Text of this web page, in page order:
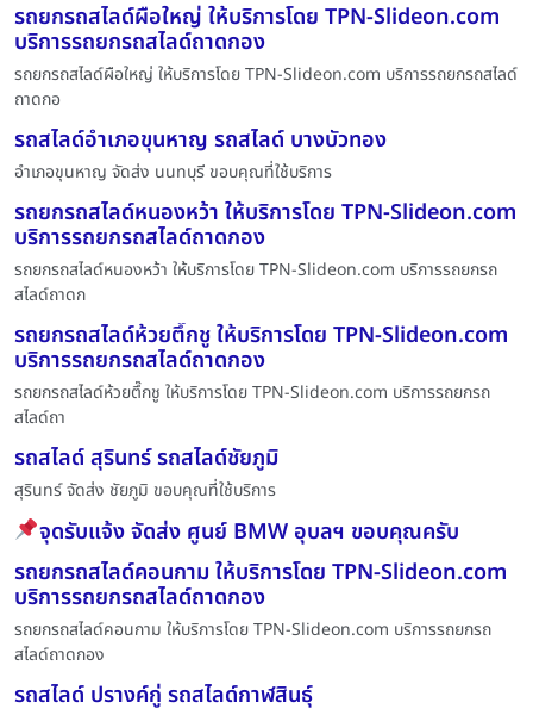
รถยกรถสไลด์ผือใหญ่ ให้บริการโดย TPN-Slideon.com
บริการรถยกรถสไลด์ถาดกอง
รถยกรถสไลด์ผือใหญ่ ให้บริการโดย TPN-Slideon.com บริการรถยกรถสไลด์
ถาดกอ
รถสไลด์อำเภอขุนหาญ รถสไลด์ บางบัวทอง
อำเภอขุนหาญ จัดส่ง นนทบุรี ขอบคุณที่ใช้บริการ
รถยกรถสไลด์หนองหว้า ให้บริการโดย TPN-Slideon.com
บริการรถยกรถสไลด์ถาดกอง
รถยกรถสไลด์หนองหว้า ให้บริการโดย TPN-Slideon.com บริการรถยกรถ
สไลด์ถาดก
รถยกรถสไลด์ห้วยตึ๊กชู ให้บริการโดย TPN-Slideon.com
บริการรถยกรถสไลด์ถาดกอง
รถยกรถสไลด์ห้วยตึ๊กชู ให้บริการโดย TPN-Slideon.com บริการรถยกรถ
สไลด์ถา
รถสไลด์ สุรินทร์ รถสไลด์ชัยภูมิ
สุรินทร์ จัดส่ง ชัยภูมิ ขอบคุณที่ใช้บริการ
จุดรับแจ้ง จัดส่ง ศูนย์ BMW อุบลฯ ขอบคุณครับ
รถยกรถสไลด์คอนกาม ให้บริการโดย TPN-Slideon.com
บริการรถยกรถสไลด์ถาดกอง
รถยกรถสไลด์คอนกาม ให้บริการโดย TPN-Slideon.com บริการรถยกรถ
สไลด์ถาดกอง
รถสไลด์ ปรางค์กู่ รถสไลด์กาฬสินธุ์